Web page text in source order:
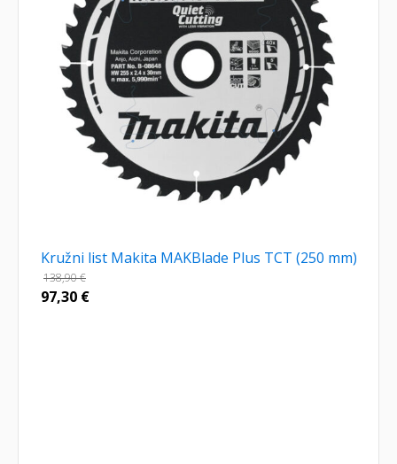
Kružni list Makita MAKBlade Plus TCT (250 mm)
138,90€
97,30 €